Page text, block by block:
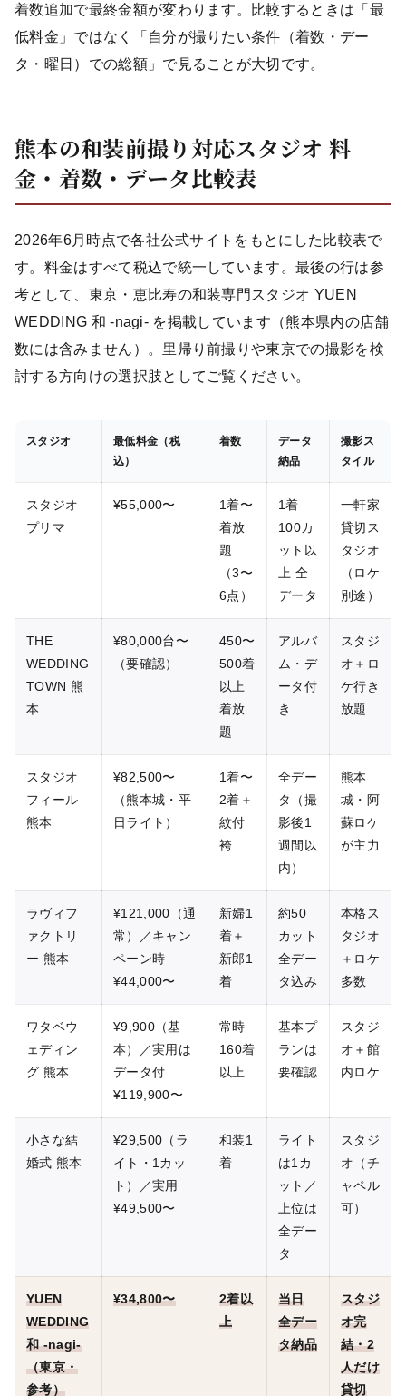
着数追加で最終金額が変わります。比較するときは「最
低料金」ではなく「自分が撮りたい条件（着数・デー
タ・曜日）での総額」で見ることが大切です。
熊本の和装前撮り対応スタジオ 料
金・着数・データ比較表
2026年6月時点で各社公式サイトをもとにした比較表で
す。料金はすべて税込で統一しています。最後の行は参
考として、東京・恵比寿の和装専門スタジオ YUEN
WEDDING 和 -nagi- を掲載しています（熊本県内の店舗
数には含みません）。里帰り前撮りや東京での撮影を検
討する方向けの選択肢としてご覧ください。
スタジオ
最低料金（税
込）
着数
データ
納品
撮影ス
タイル
スタジオ
プリマ
¥55,000〜
1着〜
着放
題
（3〜
6点）
1着
100カ
ット以
上 全
データ
一軒家
貸切ス
タジオ
（ロケ
別途）
THE
WEDDING
TOWN 熊
本
¥80,000台〜
（要確認）
450〜
500着
以上
着放
題
アルバ
ム・デ
ータ付
き
スタジ
オ＋ロ
ケ行き
放題
スタジオ
フィール
熊本
¥82,500〜
（熊本城・平
日ライト）
1着〜
2着＋
紋付
袴
全デー
タ（撮
影後1
週間以
内）
熊本
城・阿
蘇ロケ
が主力
ラヴィフ
ァクトリ
ー 熊本
¥121,000（通
常）／キャン
ペーン時
¥44,000〜
新婦1
着＋
新郎1
着
約50
カット
全デー
タ込み
本格ス
タジオ
＋ロケ
多数
ワタベウ
ェディン
グ 熊本
¥9,900（基
本）／実用は
データ付
¥119,900〜
常時
160着
以上
基本プ
ランは
要確認
スタジ
オ＋館
内ロケ
小さな結
婚式 熊本
¥29,500（ラ
イト・1カッ
ト）／実用
¥49,500〜
和装1
着
ライト
は1カ
ット／
上位は
全デー
タ
スタジ
オ（チ
ャペル
可）
YUEN
WEDDING
和 -nagi-
（東京・
参考）
¥34,800〜
2着以
上
当日
全デー
タ納品
スタジ
オ完
結・2
人だけ
貸切